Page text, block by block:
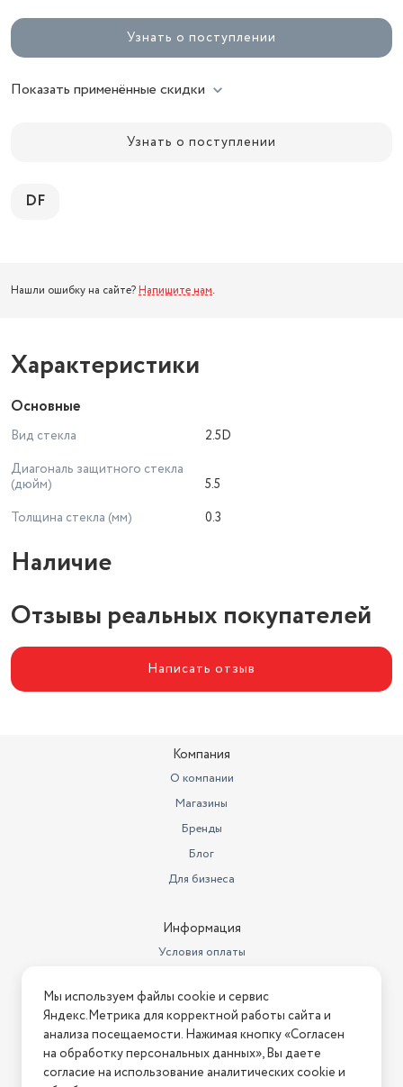
Узнать о поступлении
Показать применённые скидки
Узнать о поступлении
DF
Нашли ошибку на сайте? Напишите нам.
Характеристики
Основные
Вид стекла
2.5D
Диагональ защитного стекла
(дюйм)
5.5
Толщина стекла (мм)
0.3
Наличие
Отзывы реальных покупателей
Написать отзыв
Компания
О компании
Магазины
Бренды
Блог
Для бизнеса
Информация
Условия оплаты
Условия возврата
Нашли ошибку на сайте? Напишите нам
2026 © Интернет-магазин "АстМаркет". У нас есть всё!
Мы используем файлы cookie и сервис
Яндекс.Метрика для корректной работы сайта и
анализа посещаемости. Нажимая кнопку «Согласен
на обработку персональных данных», Вы даете
согласие на использование аналитических cookie и